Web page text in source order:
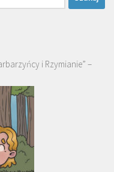
i Rzymianie” –